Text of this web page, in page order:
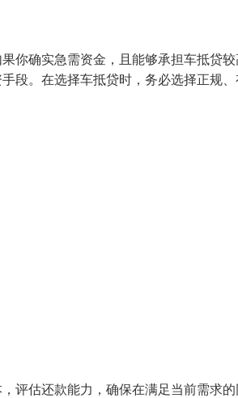
你确实急需资金，且能够承担车抵贷
段。在选择车抵贷时，务必选择正规
评估还款能力，确保在满足当前需求